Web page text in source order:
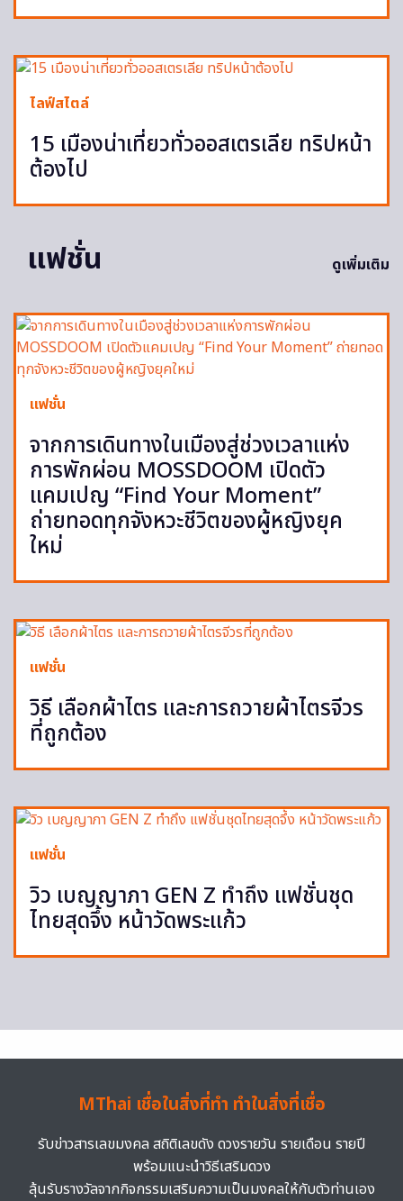
ไลฟ์สไตล์
15 เมืองน่าเที่ยวทั่วออสเตรเลีย ทริปหน้า
ต้องไป
แฟชั่น ดูเพิ่มเติม
แฟชั่น
จากการเดินทางในเมืองสู่ช่วงเวลาแห่ง
การพักผ่อน MOSSDOOM เปิดตัว
แคมเปญ “Find Your Moment”
ถ่ายทอดทุกจังหวะชีวิตของผู้หญิงยุค
ใหม่
แฟชั่น
วิธี เลือกผ้าไตร และการถวายผ้าไตรจีวร
ที่ถูกต้อง
แฟชั่น
วิว เบญญาภา GEN Z ทำถึง แฟชั่นชุด
ไทยสุดจึ้ง หน้าวัดพระแก้ว
MThai เชื่อในสิ่งที่ทำ ทำในสิ่งที่เชื่อ
รับข่าวสารเลขมงคล สถิติเลขดัง ดวงรายวัน รายเดือน รายปี
พร้อมแนะนำวิธีเสริมดวง
ลุ้นรับรางวัลจากกิจกรรมเสริมความเป็นมงคลให้กับตัวท่านเอง